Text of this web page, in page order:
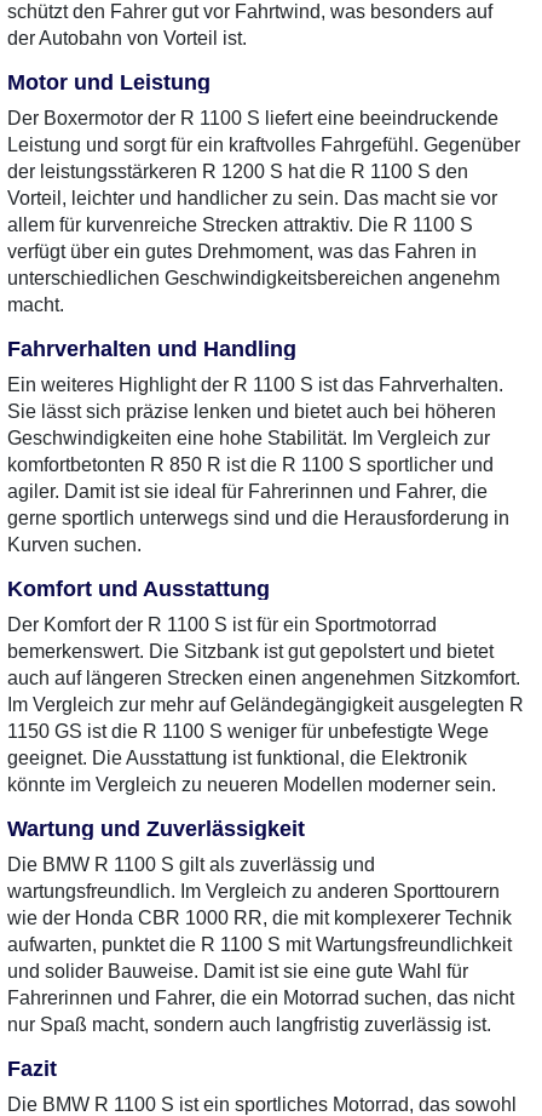
schützt den Fahrer gut vor Fahrtwind, was besonders auf
der Autobahn von Vorteil ist.
Motor und Leistung
Der Boxermotor der R 1100 S liefert eine beeindruckende
Leistung und sorgt für ein kraftvolles Fahrgefühl. Gegenüber
der leistungsstärkeren R 1200 S hat die R 1100 S den
Vorteil, leichter und handlicher zu sein. Das macht sie vor
allem für kurvenreiche Strecken attraktiv. Die R 1100 S
verfügt über ein gutes Drehmoment, was das Fahren in
unterschiedlichen Geschwindigkeitsbereichen angenehm
macht.
Fahrverhalten und Handling
Ein weiteres Highlight der R 1100 S ist das Fahrverhalten.
Sie lässt sich präzise lenken und bietet auch bei höheren
Geschwindigkeiten eine hohe Stabilität. Im Vergleich zur
komfortbetonten R 850 R ist die R 1100 S sportlicher und
agiler. Damit ist sie ideal für Fahrerinnen und Fahrer, die
gerne sportlich unterwegs sind und die Herausforderung in
Kurven suchen.
Komfort und Ausstattung
Der Komfort der R 1100 S ist für ein Sportmotorrad
bemerkenswert. Die Sitzbank ist gut gepolstert und bietet
auch auf längeren Strecken einen angenehmen Sitzkomfort.
Im Vergleich zur mehr auf Geländegängigkeit ausgelegten R
1150 GS ist die R 1100 S weniger für unbefestigte Wege
geeignet. Die Ausstattung ist funktional, die Elektronik
könnte im Vergleich zu neueren Modellen moderner sein.
Wartung und Zuverlässigkeit
Die BMW R 1100 S gilt als zuverlässig und
wartungsfreundlich. Im Vergleich zu anderen Sporttourern
wie der Honda CBR 1000 RR, die mit komplexerer Technik
aufwarten, punktet die R 1100 S mit Wartungsfreundlichkeit
und solider Bauweise. Damit ist sie eine gute Wahl für
Fahrerinnen und Fahrer, die ein Motorrad suchen, das nicht
nur Spaß macht, sondern auch langfristig zuverlässig ist.
Fazit
Die BMW R 1100 S ist ein sportliches Motorrad, das sowohl